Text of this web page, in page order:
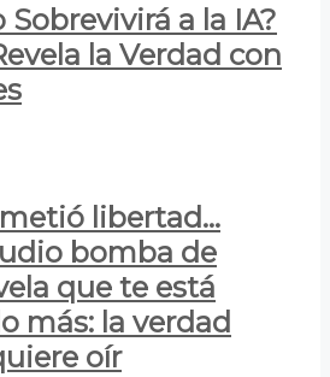
Sobrevivirá a la IA?
la Verdad con
libertad…
bomba de
que te está
más: la verdad
oír